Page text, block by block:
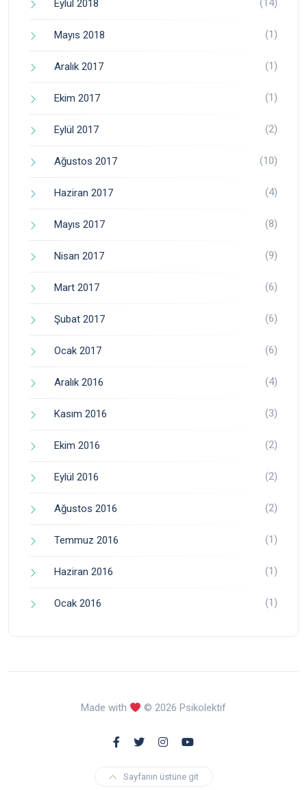
Eylül 2018 (14)
Mayıs 2018 (1)
Aralık 2017 (1)
Ekim 2017 (1)
Eylül 2017 (2)
Ağustos 2017 (10)
Haziran 2017 (4)
Mayıs 2017 (8)
Nisan 2017 (9)
Mart 2017 (6)
Şubat 2017 (6)
Ocak 2017 (6)
Aralık 2016 (4)
Kasım 2016 (3)
Ekim 2016 (2)
Eylül 2016 (2)
Ağustos 2016 (2)
Temmuz 2016 (1)
Haziran 2016 (1)
Ocak 2016 (1)
Made with © 2026 Psikolektif
Sayfanın üstüne git